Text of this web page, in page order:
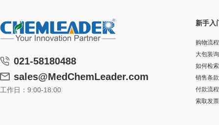
021-58180488
sales@MedChemLeader.com
工作日：9:00-18:00
新手入
购物流程
大包装
如何检索
销售条款
付款流程
索取发票